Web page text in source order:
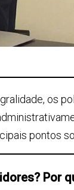
os
pontos
Por